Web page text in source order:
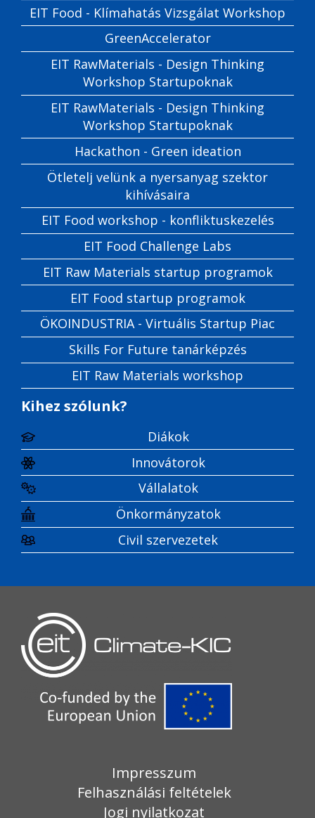
EIT Food - Klímahatás Vizsgálat Workshop
GreenAccelerator
EIT RawMaterials - Design Thinking
Workshop Startupoknak
EIT RawMaterials - Design Thinking
Workshop Startupoknak
Hackathon - Green ideation
Ötletelj velünk a nyersanyag szektor
kihívásaira
EIT Food workshop - konfliktuskezelés
EIT Food Challenge Labs
EIT Raw Materials startup programok
EIT Food startup programok
ÖKOINDUSTRIA - Virtuális Startup Piac
Skills For Future tanárképzés
EIT Raw Materials workshop
Kihez szólunk?
Diákok
Innovátorok
Vállalatok
Önkormányzatok
Civil szervezetek
Impresszum
Felhasználási feltételek
Jogi nyilatkozat